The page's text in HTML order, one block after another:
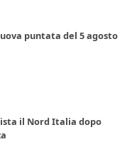
puntata del 5 agosto
il Nord Italia dopo